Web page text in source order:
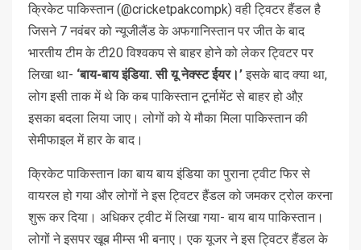
क्रिकेट पाकिस्तान (@cricketpakcompk) वही ट्विटर हैंडल है
जिसने 7 नवंबर को न्यूजीलैंड के अफगानिस्तान पर जीत के बाद
भारतीय टीम के टी20 विश्वकप से बाहर होने को लेकर ट्विटर पर
लिखा था- ‘बाय-बाय इंडिया. सी यू नेक्स्ट ईयर।’इसके बाद क्या था,
लोग इसी ताक में थे कि कब पाकिस्तान टूर्नामेंट से बाहर हो औऱ
इसका बदला लिया जाए। लोगों को ये मौका मिला पाकिस्तान की
सेमीफाइल में हार के बाद।
क्रिकेट पाकिस्तान lका बाय बाय इंडिया का पुराना ट्वीट फिर से
वायरल हो गया और लोगों ने इस ट्विटर हैंडल को जमकर ट्रोल करना
शुरू कर दिया। अधिकर ट्वीट में लिखा गया- बाय बाय पाकिस्तान।
लोगों ने इसपर खूब मीम्स भी बनाए। एक यूजर ने इस ट्विटर हैंडल के